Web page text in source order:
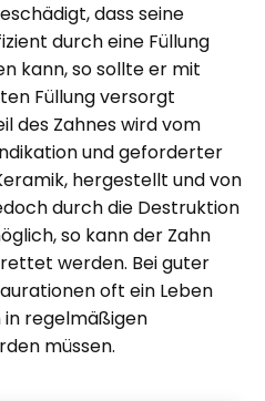
dass seine
durch eine Füllung
kann, so sollte er mit
Füllung versorgt
des Zahnes wird vom
und geforderter
hergestellt und von
durch die Destruktion
so kann der Zahn
werden. Bei guter
oft ein Leben
in regelmäßigen
müssen.